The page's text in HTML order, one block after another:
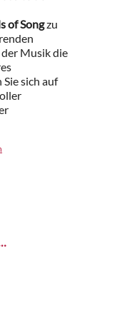
of Songzu
Musik die
sich auf
Manufaktur